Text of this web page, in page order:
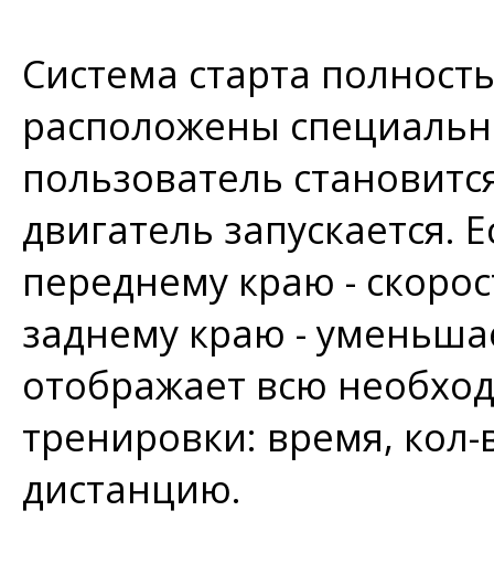
Система старта
расположены
пользователь
двигатель запускается.
переднему краю -
заднему краю -
отображает всю
тренировки: время,
дистанцию.